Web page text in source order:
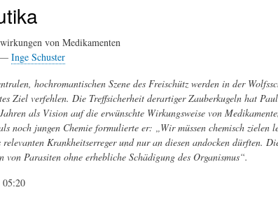
von Medikamenten
— Inge Schuster
hochromantischen Szene des Freischütz werden in der
Ziel verfehlen. Die Treffsicherheit derartiger Zauberkugeln hat
als Vision auf die erwünschte Wirkungsweise von
noch jungen Chemie formulierte er: „Wir müssen chemisch zielen
relevanten Krankheitserreger und nur an diesen andocken dürften.
Parasiten ohne erhebliche Schädigung des Organismus“.